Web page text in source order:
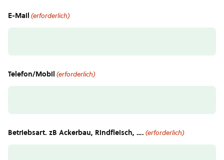
E-Mail (erforderlich)
Telefon/Mobil (erforderlich)
Betriebsart. zB Ackerbau, Rindfleisch, …. (erforderlich)